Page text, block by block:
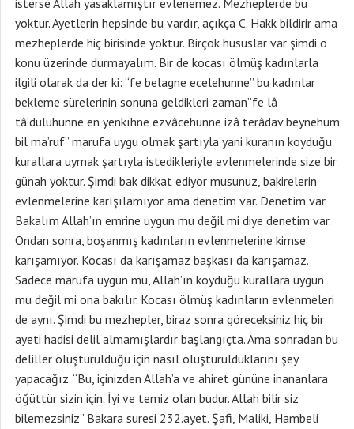
isterse Allah yasaklamıştır evlenemez. Mezheplerde bu
yoktur. Ayetlerin hepsinde bu vardır, açıkça C. Hakk bildirir ama
mezheplerde hiç birisinde yoktur. Birçok hususlar var şimdi o
konu üzerinde durmayalım. Bir de kocası ölmüş kadınlarla
ilgili olarak da der ki: “fe belagne ecelehunne” bu kadınlar
bekleme sürelerinin sonuna geldikleri zaman”fe lâ
tâ’duluhunne en yenkıhne ezvâcehunne izâ terâdav beynehum
bil ma’ruf” marufa uygu olmak şartıyla yani kuranın koyduğu
kurallara uymak şartıyla istedikleriyle evlenmelerinde size bir
günah yoktur. Şimdi bak dikkat ediyor musunuz, bakirelerin
evlenmelerine karışılamıyor ama denetim var. Denetim var.
Bakalım Allah’ın emrine uygun mu değil mi diye denetim var.
Ondan sonra, boşanmış kadınların evlenmelerine kimse
karışamıyor. Kocası da karışamaz başkası da karışamaz.
Sadece marufa uygun mu, Allah’ın koyduğu kurallara uygun
mu değil mi ona bakılır. Kocası ölmüş kadınların evlenmeleri
de aynı. Şimdi bu mezhepler, biraz sonra göreceksiniz hiç bir
ayeti hadisi delil almamışlardır başlangıçta. Ama sonradan bu
deliller oluşturulduğu için nasıl oluşturulduklarını şey
yapacağız. “Bu, içinizden Allah’a ve ahiret gününe inananlara
öğüttür sizin için. İyi ve temiz olan budur. Allah bilir siz
bilemezsiniz” Bakara suresi 232.ayet. Şafi, Maliki, Hambeli